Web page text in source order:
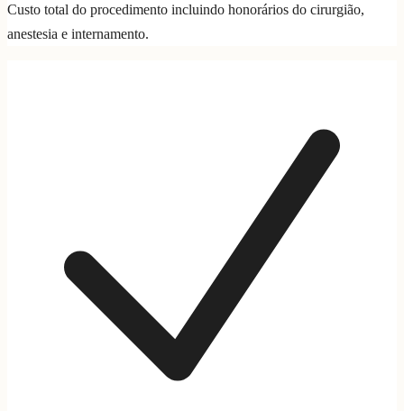
Custo total do procedimento incluindo honorários do cirurgião,
anestesia e internamento.